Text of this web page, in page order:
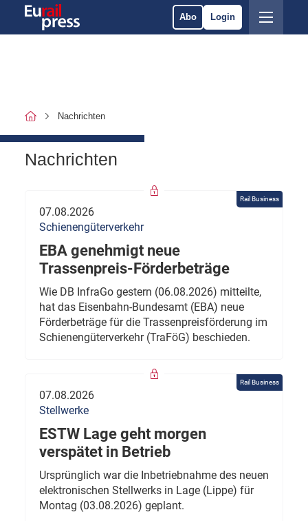
Abo Login
Nachrichten
Nachrichten
Rail Business
07.08.2026
Schienengüterverkehr
EBA genehmigt neue
Trassenpreis-Förderbeträge
Wie DB InfraGo gestern (06.08.2026) mitteilte,
hat das Eisenbahn-Bundesamt (EBA) neue
Förderbeträge für die Trassenpreisförderung im
Schienengüterverkehr (TraFöG) beschieden.
Rail Business
07.08.2026
Stellwerke
ESTW Lage geht morgen
verspätet in Betrieb
Ursprünglich war die Inbetriebnahme des neuen
elektronischen Stellwerks in Lage (Lippe) für
Montag (03.08.2026) geplant.